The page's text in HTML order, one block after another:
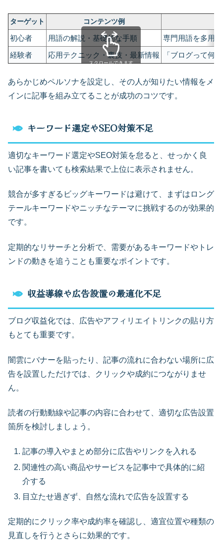
ターゲット コンテンツ例
初心者 用語の解説・基礎的な手順
専門用語を多用
経験者
応用テクニック・裏技・最新情報 「ブログって何
スクロールできます
あらかじめペルソナを設定し、その人が知りたい情報をメ
インに記事を組み立てることが成功のコツです。
キーワード選定やSEO対策不足
適切なキーワード選定やSEO対策を怠ると、せっかく良
い記事を書いても検索結果で上位に表示されません。
競合が多すぎるビッグキーワードは避けて、まずはロング
テールキーワードやニッチなテーマに挑戦するのが効果的
です。
定期的なリサーチと分析で、需要があるキーワードやトレ
ンドの動きを追うことも重要なポイントです。
収益導線や広告設置の最適化不足
ブログ収益化では、広告やアフィリエイトリンクの貼り方
もとても重要です。
闇雲にバナーを貼ったり、記事の流れに合わない場所に広
告を設置しただけでは、クリックや成約につながりませ
ん。
読者の行動動線や記事の内容に合わせて、適切な広告設置
箇所を検討しましょう。
記事の導入やまとめ部分に広告やリンクを入れる
関連性の高い商品やサービスを記事中で具体的に紹
介する
目立たせ過ぎず、自然な流れで広告を設置する
定期的にクリック率や成約率を確認し、適宜位置や種類の
見直しを行うとさらに効果的です。